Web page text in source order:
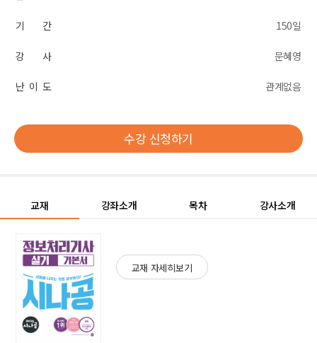
기 간 150일
강 사 문혜영
난 이 도 관계없음
수강 신청하기
교재 강좌소개 목차 강사소개
교재 자세히보기